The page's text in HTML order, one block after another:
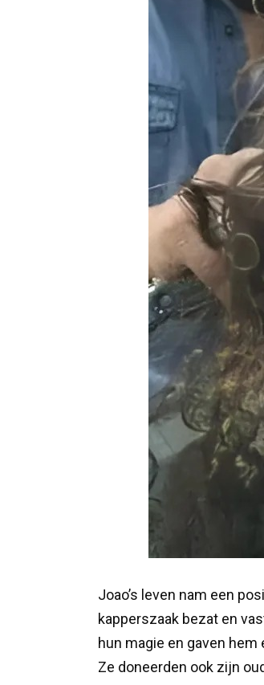
Joao’s leven nam een
kapperszaak bezat en
hun magie en gaven
Ze doneerden ook zijn